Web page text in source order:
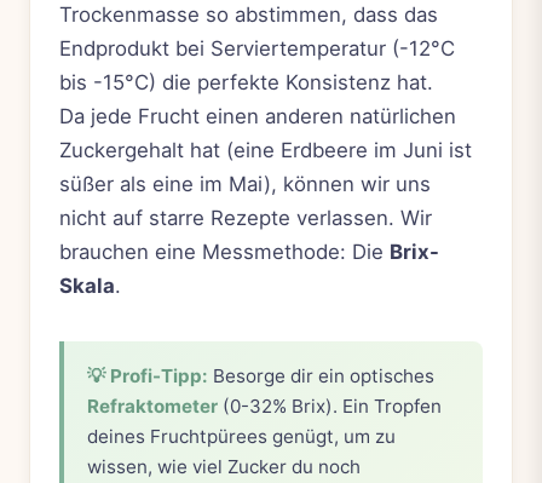
Trockenmasse so abstimmen, dass das
Endprodukt bei Serviertemperatur (-12°C
bis -15°C) die perfekte Konsistenz hat.
Da jede Frucht einen anderen natürlichen
Zuckergehalt hat (eine Erdbeere im Juni ist
süßer als eine im Mai), können wir uns
nicht auf starre Rezepte verlassen. Wir
brauchen eine Messmethode: Die Brix-
Skala.
💡 Profi-Tipp: Besorge dir ein optisches
Refraktometer (0-32% Brix). Ein Tropfen
deines Fruchtpürees genügt, um zu
wissen, wie viel Zucker du noch